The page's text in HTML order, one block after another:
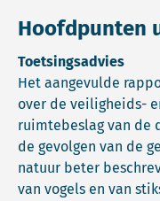
Hoofdpunten
Toetsingsadvies
Het aangevulde
over de veiligheids-
ruimtebeslag van de
de gevolgen van de
natuur beter
van vogels en van